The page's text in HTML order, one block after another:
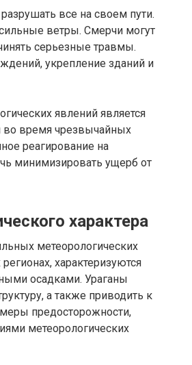
все на своем пути.
ветры. Смерчи могут
серьезные травмы.
укрепление зданий и
явлений является
во время чрезвычайных
реагирование на
минимизировать ущерб от
характера
метеорологических
характеризуются
осадками. Ураганы
а также приводить к
предосторожности,
метеорологических